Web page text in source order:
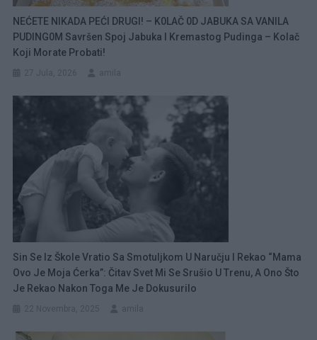
NEĆETE NIKADA PEĆI DRUGI! – K0LAČ 0D JABUKA SA VANILA
PUDING0M Savršen Spoj Jabuka I Kremastog Pudinga – Kolač
Koji Morate Probati!
Sin Se Iz Škole Vratio Sa Smotuljkom U Naručju I Rekao “Mama
Ovo Je Moja Ćerka”: Čitav Svet Mi Se Srušio U Trenu, A Ono Što
Je Rekao Nakon Toga Me Je Dokusurilo